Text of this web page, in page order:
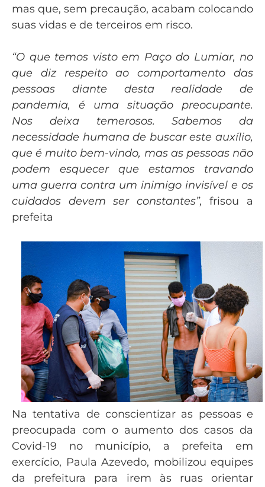
mas que, sem precaução, acabam colocando
suas vidas e de terceiros em risco.
“O que temos visto em Paço do Lumiar, no
que diz respeito ao comportamento das
pessoas diante desta realidade de
pandemia, é uma situação preocupante.
Nos deixa temerosos. Sabemos da
necessidade humana de buscar este auxílio,
que é muito bem-vindo, mas as pessoas não
podem esquecer que estamos travando
uma guerra contra um inimigo invisível e os
cuidados devem ser constantes”,frisou a
prefeita
Na tentativa de conscientizar as pessoas e
preocupada com o aumento dos casos da
Covid-19 no município, a prefeita em
exercício, Paula Azevedo, mobilizou equipes
da prefeitura para irem às ruas orientar